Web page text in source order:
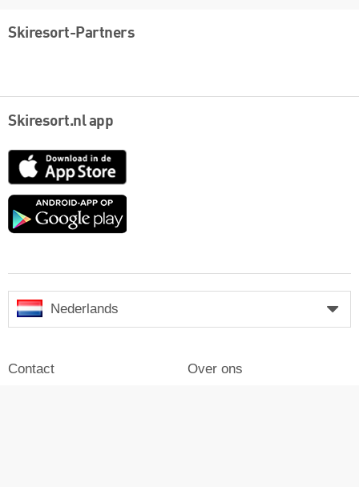
Skiresort-Partners
Skiresort.nl app
App
Google
Nederlands
Contact Over ons